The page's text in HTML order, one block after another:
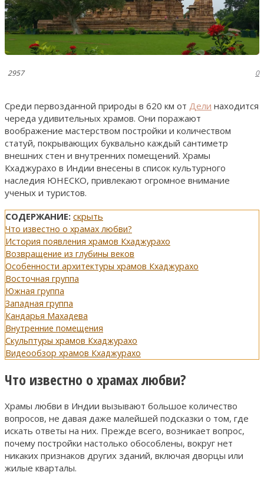
2957 0
Среди первозданной природы в 620 км от Дели находится
череда удивительных храмов. Они поражают
воображение мастерством постройки и количеством
статуй, покрывающих буквально каждый сантиметр
внешних стен и внутренних помещений. Храмы
Кхаджурахо в Индии внесены в список культурного
наследия ЮНЕСКО, привлекают огромное внимание
ученых и туристов.
СОДЕРЖАНИЕ: скрыть
Что известно о храмах любви?
История появления храмов Кхаджурахо
Возвращение из глубины веков
Особенности архитектуры храмов Кхаджурахо
Восточная группа
Южная группа
Западная группа
Кандарья Махадева
Внутренние помещения
Скульптуры храмов Кхаджурахо
Видеообзор храмов Кхаджурахо
Что известно о храмах любви?
Храмы любви в Индии вызывают большое количество
вопросов, не давая даже малейшей подсказки о том, где
искать ответы на них. Прежде всего, возникает вопрос,
почему постройки настолько обособлены, вокруг нет
никаких признаков других зданий, включая дворцы или
жилые кварталы.